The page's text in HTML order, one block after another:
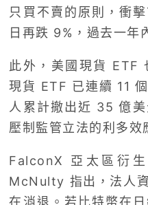
只買不賣的原則，衝
日再跌 9%，過去一年
此外，美國現貨 ETF
現貨 ETF 已連續 11
人累計撤出近 35 億
壓制監管立法的利多效
FalconX 亞太區衍
McNulty 指出，法人